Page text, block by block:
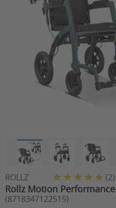
ROLLZ (2)
Rollz Motion Performance
(8718347122515)